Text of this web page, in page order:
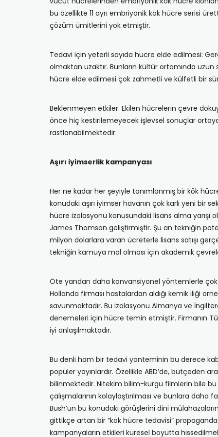
bu özellikte 11 ayrı embriyonik kök hücre serisi
çözüm ümitlerini yok etmiştir.
Tedavi için yeterli sayıda hücre elde edilmesi:
olmaktan uzaktır. Bunların kültür ortamında
hücre elde edilmesi çok zahmetli ve külfetli bir
Beklenmeyen etkiler: Ekilen hücrelerin çevre
önce hiç kestirilemeyecek işlevsel sonuçlar
rastlanabilmektedir.
Aşırı iyimserlik kampanyası
Her ne kadar her şeyiyle tanımlanmış bir kök
konudaki aşırı iyimser havanın çok karlı yeni bir
hücre izolasyonu konusundaki lisans alma
James Thomson geliştirmiştir. Şu an tekniğin
milyon dolarlara varan ücreterle lisans satışı
tekniğin kamuya mal olması için akademik
Öte yandan daha konvansiyonel yöntemlerle
Hollanda firması hastalardan aldığı kemik iliği
savunmaktadır. Bu izolasyonu Almanya ve
denemeleri için hücre temin etmiştir. Firmanın
iyi anlaşılmaktadır.
Bu denli ham bir tedavi yönteminin bu derece
popüler yayınlardır. Özellikle ABD’de, bütçeden
bilinmektedir. Nitekim bilim-kurgu filmlerin bile
çalışmalarının kolaylaştırılması ve bunlara daha
Bush’un bu konudaki görüşlerini dini
gittikçe artan bir “kök hücre tedavisi”
kampanyaların etkileri küresel boyutta